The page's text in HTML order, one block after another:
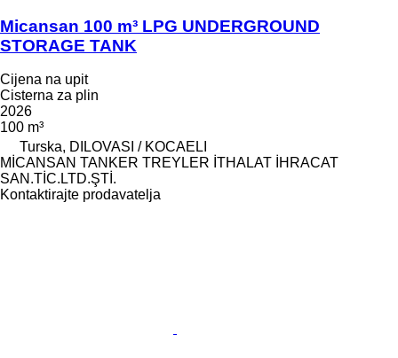
Micansan 100 m³ LPG UNDERGROUND
STORAGE TANK
Cijena na upit
Cisterna za plin
2026
100 m³
Turska, DILOVASI / KOCAELI
MİCANSAN TANKER TREYLER İTHALAT İHRACAT
SAN.TİC.LTD.ŞTİ.
Kontaktirajte prodavatelja